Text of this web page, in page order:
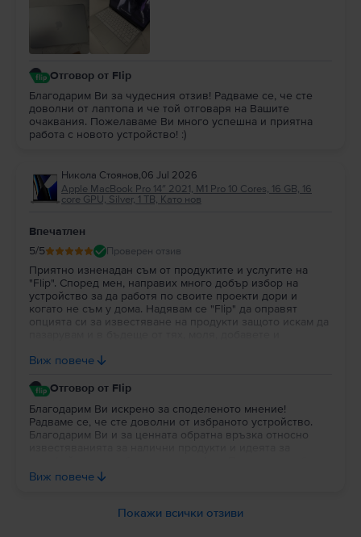
Отговор от Flip
Благодарим Ви за чудесния отзив! Радваме се, че сте
доволни от лаптопа и че той отговаря на Вашите
очаквания. Пожелаваме Ви много успешна и приятна
работа с новото устройство! :)
Никола Стоянов,06 Jul 2026
Apple MacBook Pro 14″ 2021, M1 Pro 10 Cores, 16 GB, 16
core GPU, Silver, 1 TB, Като нов
Впечатлен
5/5 Проверен отзив
Приятно изненадан съм от продуктите и услугите на
"Flip". Според мен, направих много добър избор на
устройство за да работя по своите проекти дори и
когато не съм у дома. Надявам се "Flip" да оправят
опцията си за известяване на продукти защото искам да
парички за пазаруване.
Виж повече
Отговор от Flip
Благодарим Ви искрено за споделеното мнение!
Радваме се, че сте доволни от избраното устройство.
Благодарим Ви и за ценната обратна връзка относно
върху подобряването на платформата и Вашите
Благодарим Ви за доверието!
Виж повече
Покажи всички отзиви